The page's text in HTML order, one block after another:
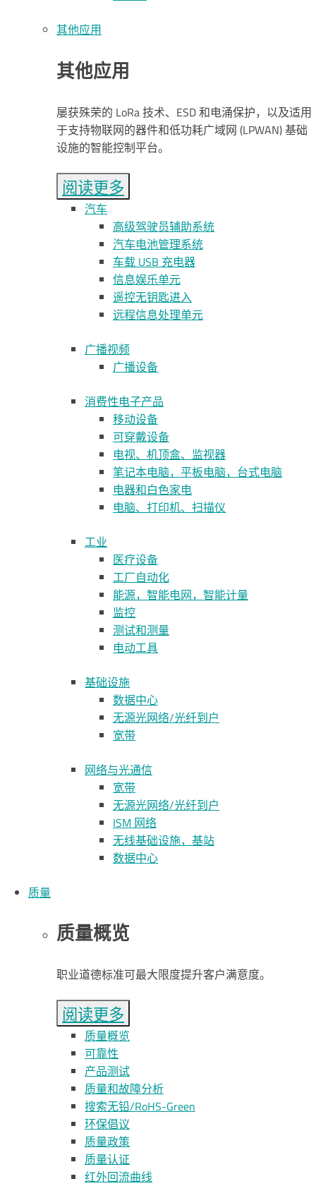
其他应用
其他应用
屡获殊荣的 LoRa 技术、ESD 和电涌保护，以及适用
于支持物联网的器件和低功耗广域网 (LPWAN) 基础
设施的智能控制平台。
阅读更多
汽车
高级驾驶员辅助系统
汽车电池管理系统
车载 USB 充电器
信息娱乐单元
遥控无钥匙进入
远程信息处理单元
广播视频
广播设备
消费性电子产品
移动设备
可穿戴设备
电视、机顶盒、监视器
笔记本电脑，平板电脑，台式电脑
电器和白色家电
电脑、打印机、扫描仪
工业
医疗设备
工厂自动化
能源，智能电网，智能计量
监控
测试和测量
电动工具
基础设施
数据中心
无源光网络/光纤到户
宽带
网络与光通信
宽带
无源光网络/光纤到户
ISM 网络
无线基础设施，基站
数据中心
质量
质量概览
职业道德标准可最大限度提升客户满意度。
阅读更多
质量概览
可靠性
产品测试
质量和故障分析
搜索无铅/RoHS-Green
环保倡议
质量政策
质量认证
红外回流曲线